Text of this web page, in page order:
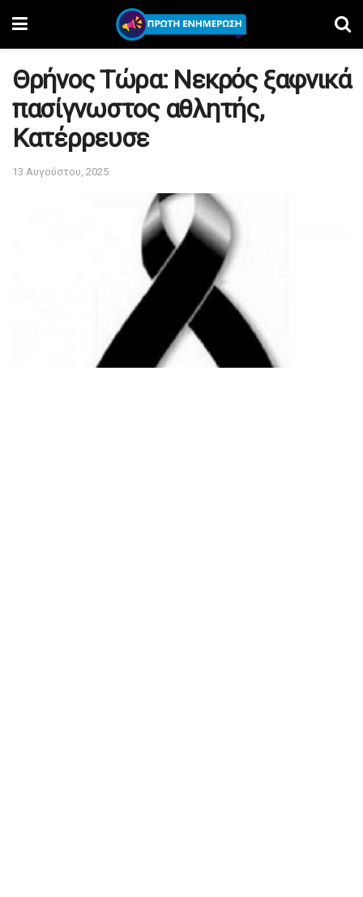
Θρήνος Τώρα: Νεκρός ξαφνικά
πασίγνωστος αθλητής,
Κατέρρευσε
13 Αυγούστου, 2025